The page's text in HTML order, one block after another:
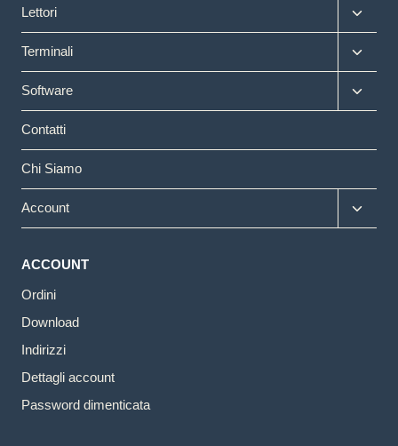
Lettori
menu
figlio
Terminali
menu
figlio
Software
menu
Contatti
Chi Siamo
Account
menu
ACCOUNT
Ordini
Download
Indirizzi
Dettagli account
Password dimenticata